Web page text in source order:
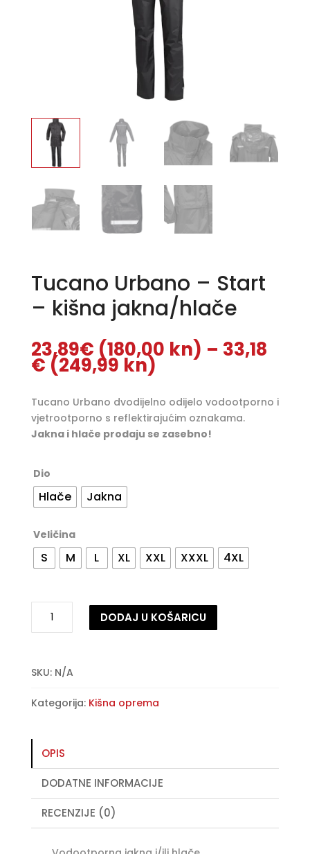
Tucano Urbano – Start
– kišna jakna/hlače
23,89€ (180,00 kn) – 33,18
€ (249,99 kn) Raspon
od
23,89€
(180,00
kn)
Tucano Urbano dvodijelno odijelo vodootporno i
vjetrootporno s reflektirajućim oznakama.
Jakna i hlače prodaju se zasebno!
Dio
Hlače Jakna
Veličina
S M L XL XXL XXXL 4XL
Urbano
-
jakna/hlače
DODAJ U KOŠARICU
t
r
a
i
e
SKU: N/A
Kategorija: Kišna oprema
OPIS
DODATNE INFORMACIJE
RECENZIJE (0)